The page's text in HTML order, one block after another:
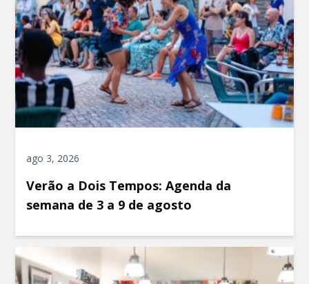
ago 3, 2026
Verão a Dois Tempos: Agenda da
semana de 3 a 9 de agosto